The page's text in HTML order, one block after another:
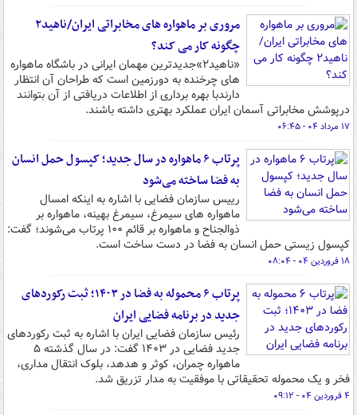
مروری بر ماهواره های مخابراتی ایران/ناهید۲
چگونه کار می کند؟
«ناهید۲»جدیدترین مهمان ایرانی در باشگاه ماهواره
های چرخنده به دورزمین است که طراحان آن انتظار
دارندبا بهره برداری از اطلاعات دریافتی از آن بتوانند
درپوشش مخابراتی آسمان ایران عملکرد بهتری داشته باشند.
۱۷ مرداد ۰۴ - ۰۶:۴۵
پرتاب ۶ ماهواره در سال جدید؛ کپسول حمل انسان
به فضا ساخته می‌شود
رییس سازمان فضایی با اشاره به اینکه امسال
ماهواره های سیمرغ، سیمرغ بهینه، ماهواره بر
ذوالجناح و ماهواره بر قائم ۱۰۰ پرتاب می‌شوند؛ گفت:
کپسول زیستی حمل انسان به فضا در دست ساخت است.
۱۸ فروردین ۰۴ - ۰۸:۰۴
پرتاب ۶ محموله به فضا در ۱۴۰۳؛ ثبت رکوردهای
جدید در برنامه فضایی ایران
رئیس سازمان فضایی ایران با اشاره به ثبت رکوردهای
جدید فضایی در ۱۴۰۳ گفت: در سال گذشته ۵
ماهواره چمران، کوثر و هدهد، بلوک انتقال مداری،
فخر و یک محموله تحقیقاتی با موفقیت به مدار تزریق شد.
۴ فروردین ۰۴ - ۰۹:۱۲